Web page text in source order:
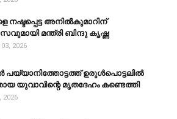
നഷ്ടപ്പെട്ട അനിൽകുമാറിന്
മന്ത്രി ബിന്ദു കൃഷ്ണ
2026
പയ്യാനിത്തോട്ടത്ത് ഉരുള്‍പൊട്ടലില്‍
യുവാവിന്റെ മൃതദേഹം കണ്ടെത്തി
2026